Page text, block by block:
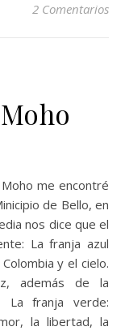
2 Comentarios
de Bello, en
nos dice que el
La franja azul
y el cielo.
además de la
La franja verde:
la libertad, la